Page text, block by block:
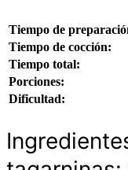
Tiempo de
Tiempo de cocción:
Tiempo total:
Porciones:
Dificultad: